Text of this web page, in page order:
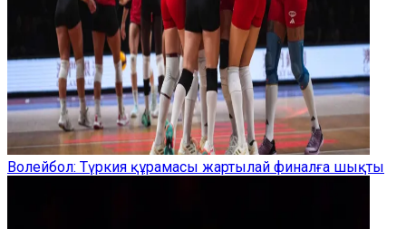
Волейбол: Түркия құрамасы жартылай финалға шықты